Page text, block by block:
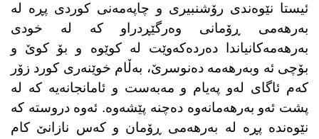
ئیستا نێوەندی رۆشنبیری و چاپەمەنی کوردی پڕە لە
بەرهەمی ڕۆمانی وەرگێڕدراو کە لە خودی
بەرهەمەکانیاندا دەردەکەوێت لە کوێوە و بۆ کوێ و
بۆچی ئە وبەرهەمە دەنوسرێ، بەڵام خوێنەری کورد زۆر
کەم ئاگای لەو پەیام و مەبەست و ئامانجانەیە کە لە
پشت ئەو بەرهەمانەوە دەچنە پێشەوە. ئەوە دروستە کە
نێوەندە پڕە لە بەرهەمی ڕۆمان و کەس نازانێ کام